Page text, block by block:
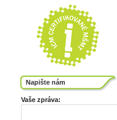
Napište nám
Vaše zpráva: